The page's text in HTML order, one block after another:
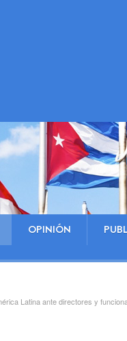
OPINIÓN
Latina ante directores y